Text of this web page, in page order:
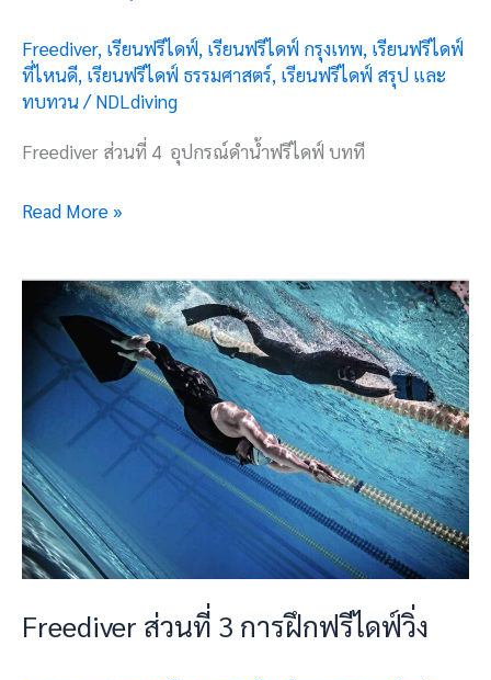
Freediver, เรียนฟรีไดฟ์, เรียนฟรีไดฟ์ กรุงเทพ, เรียนฟรีไดฟ์
ที่ไหนดี, เรียนฟรีไดฟ์ ธรรมศาสตร์, เรียนฟรีไดฟ์ สรุป และ
ทบทวน/NDLdiving
Freediver ส่วนที่ 4 อุปกรณ์ดำน้ำฟรีไดฟ์ บทที
Read More »
Freediver ส่วนที่ 3 การฝึกฟรีไดฟ์วิ่ง
Freediver
ส่วน
3 การ
ฝึก
ฟรี
ไดฟ์
วิ่ง